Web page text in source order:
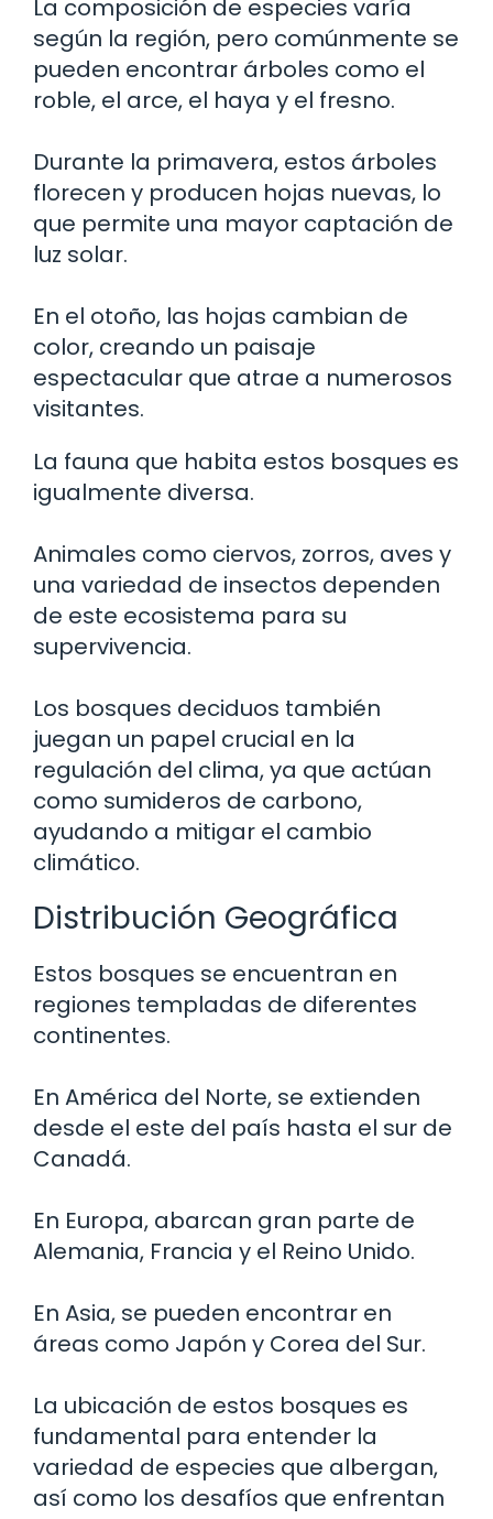
La composición de especies varía
según la región, pero comúnmente se
pueden encontrar árboles como el
roble, el arce, el haya y el fresno.
Durante la primavera, estos árboles
florecen y producen hojas nuevas, lo
que permite una mayor captación de
luz solar.
En el otoño, las hojas cambian de
color, creando un paisaje
espectacular que atrae a numerosos
visitantes.
La fauna que habita estos bosques es
igualmente diversa.
Animales como ciervos, zorros, aves y
una variedad de insectos dependen
de este ecosistema para su
supervivencia.
Los bosques deciduos también
juegan un papel crucial en la
regulación del clima, ya que actúan
como sumideros de carbono,
ayudando a mitigar el cambio
climático.
Distribución Geográfica
Estos bosques se encuentran en
regiones templadas de diferentes
continentes.
En América del Norte, se extienden
desde el este del país hasta el sur de
Canadá.
En Europa, abarcan gran parte de
Alemania, Francia y el Reino Unido.
En Asia, se pueden encontrar en
áreas como Japón y Corea del Sur.
La ubicación de estos bosques es
fundamental para entender la
variedad de especies que albergan,
así como los desafíos que enfrentan